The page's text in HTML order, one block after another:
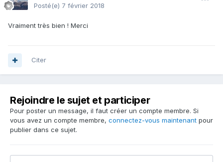
Posté(e) 7 février 2018
Vraiment très bien ! Merci
Citer
Rejoindre le sujet et participer
Pour poster un message, il faut créer un compte membre. Si
vous avez un compte membre, connectez-vous maintenant pour
publier dans ce sujet.